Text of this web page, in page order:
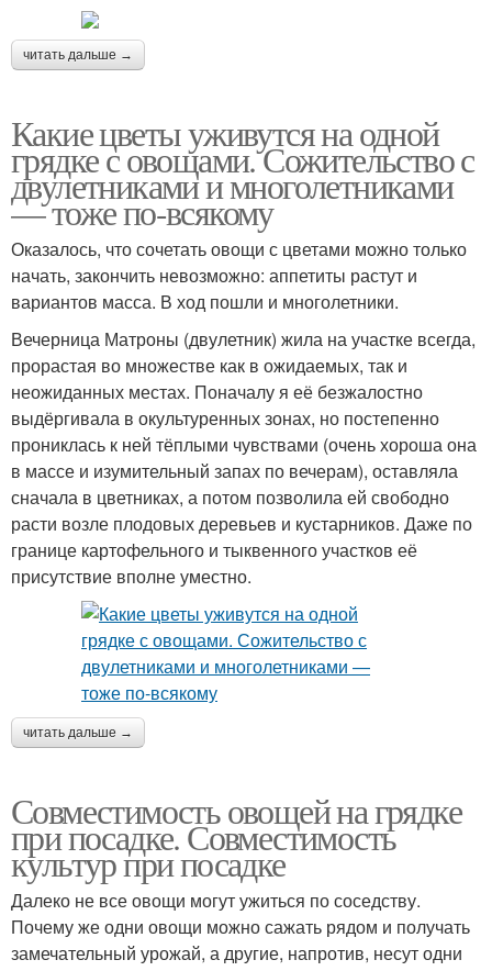
читать дальше →
Какие цветы уживутся на одной
грядке с овощами. Сожительство с
двулетниками и многолетниками
— тоже по-всякому
Оказалось, что сочетать овощи с цветами можно только
начать, закончить невозможно: аппетиты растут и
вариантов масса. В ход пошли и многолетники.
Вечерница Матроны (двулетник) жила на участке всегда,
прорастая во множестве как в ожидаемых, так и
неожиданных местах. Поначалу я её безжалостно
выдёргивала в окультуренных зонах, но постепенно
прониклась к ней тёплыми чувствами (очень хороша она
в массе и изумительный запах по вечерам), оставляла
сначала в цветниках, а потом позволила ей свободно
расти возле плодовых деревьев и кустарников. Даже по
границе картофельного и тыквенного участков её
присутствие вполне уместно.
читать дальше →
Совместимость овощей на грядке
при посадке. Совместимость
культур при посадке
Далеко не все овощи могут ужиться по соседству.
Почему же одни овощи можно сажать рядом и получать
замечательный урожай, а другие, напротив, несут одни